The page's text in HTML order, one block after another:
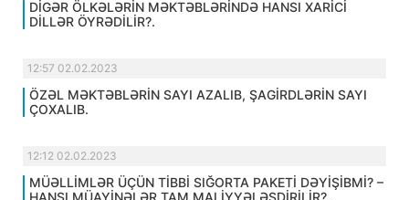
DİGƏR ÖLKƏLƏRİN MƏKTƏBLƏRİNDƏ HANSI XARİCİ
DİLLƏR ÖYRƏDİLİR?.
12:57 02.02.2023
ÖZƏL MƏKTƏBLƏRİN SAYI AZALIB, ŞAGİRDLƏRİN SAYI
ÇOXALIB.
12:12 02.02.2023
MÜƏLLİMLƏR ÜÇÜN TİBBİ SIĞORTA PAKETİ DƏYİŞİBMİ? –